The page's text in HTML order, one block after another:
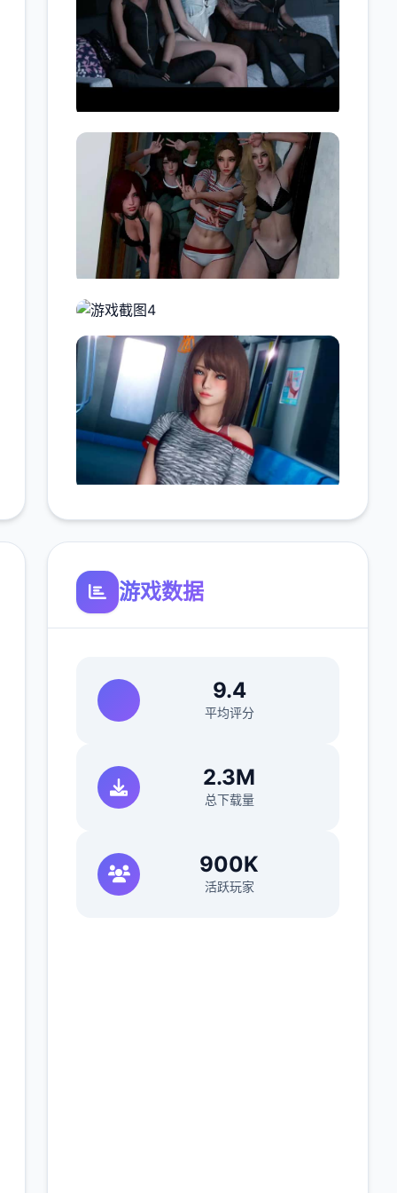
游戏数据
9.4
平均评分
2.3M
总下载量
900K
活跃玩家